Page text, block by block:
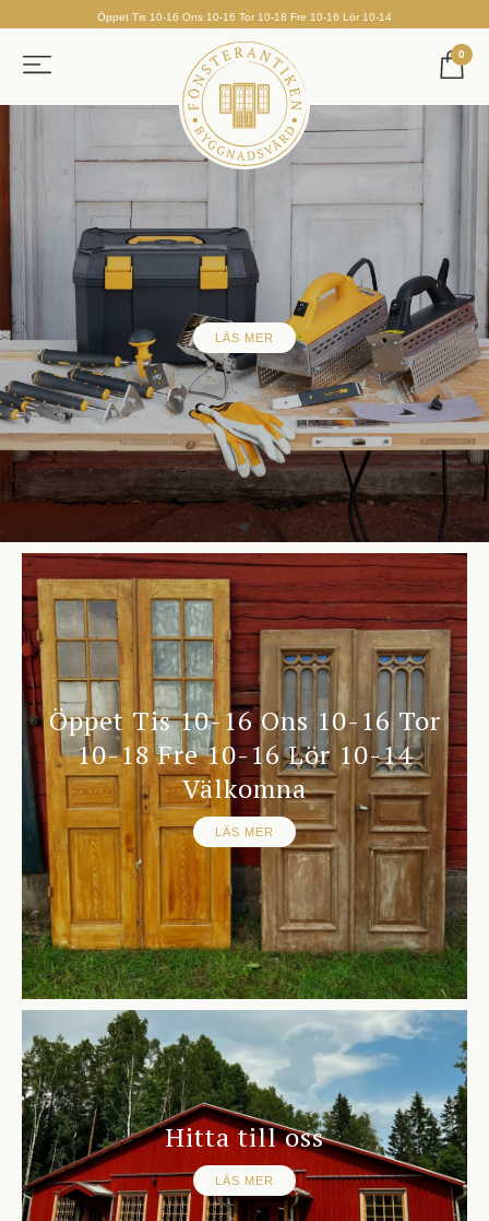
Öppet Tis 10-16 Ons 10-16 Tor 10-18 Fre 10-16 Lör 10-14
0
LÄS MER
Öppet Tis 10-16 Ons 10-16 Tor
10-18 Fre 10-16 Lör 10-14
Välkomna
LÄS MER
Hitta till oss
LÄS MER